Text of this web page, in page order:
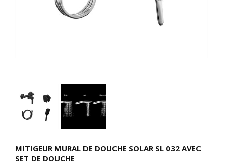
MITIGEUR MURAL DE DOUCHE SOLAR SL 032 AVEC
SET DE DOUCHE